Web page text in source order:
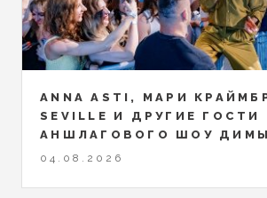
ANNA ASTI, МАРИ
SEVILLE И ДРУГИЕ ГОСТИ
АНШЛАГОВОГО ШОУ
04.08.2026